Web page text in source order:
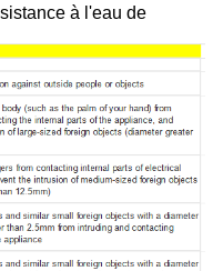
à l'eau de